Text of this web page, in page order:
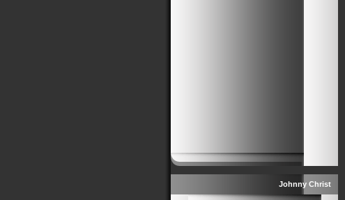
Johnny Christ